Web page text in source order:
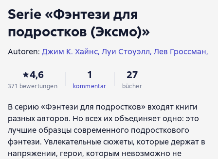
Serie «Фэнтези для
подростков (Эксмо)»
Autoren: Джим К. Хайнс Луи Стоуэлл Лев Гроссман
Клаудия Ромес
Доминик Валенте
Дженни Спэнглер Гилберт Форд Кёрсти Эпплбаум
Аластер Чизем Иления Браво Натали Ллойд
Энн-Мари Конуэй Джейми Смарт Брэд Карстен
Никола Скиннер Танви Берва Надежда Рачкова
Элисон Ноэль
4,6
371 bewertungen
1
kommentar
27
bücher
В серию «Фэнтези для подростков» входят книги
разных авторов. Но всех их объединяет одно: это
лучшие образцы современного подросткового
фэнтези. Увлекательные сюжеты, которые держат в
напряжении, герои, которым невозможно не